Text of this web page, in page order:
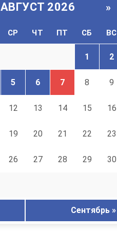
АВГУСТ 2026 »
СР ЧТ ПТ СБ ВС
1 2
5 6 7 8 9
12 13 14 15 16
19 20 21 22 23
26 27 28 29 30
Сентябрь »